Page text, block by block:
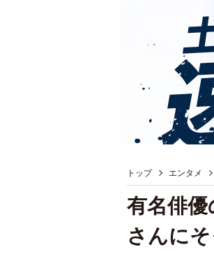
トップ エンタメ
有名俳
さんに